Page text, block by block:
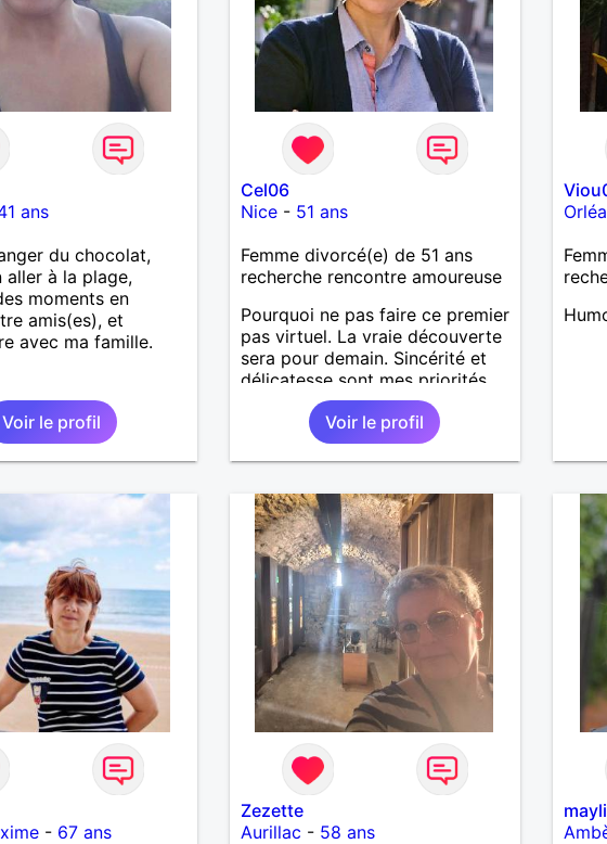
ans
du chocolat,
aller à la plage,
moments en
amis(es), et
avec ma famille.
Voir le profil
Cel06
Nice- 51 ans
Femme divorcé(e) de 51 ans
recherche rencontre amoureuse
Pourquoi ne pas faire ce premier
pas virtuel. La vraie découverte
sera pour demain. Sincérité et
délicatesse sont mes priorités.
Voir le profil
- 67 ans
Zezette
Aurillac - 58 ans